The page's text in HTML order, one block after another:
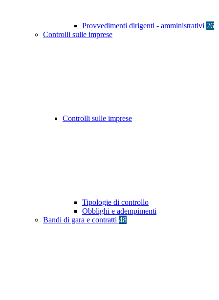
Provvedimenti dirigenti - amministrativi 26
Controlli sulle imprese
Controlli sulle imprese
Tipologie di controllo
Obblighi e adempimenti
Bandi di gara e contratti 48